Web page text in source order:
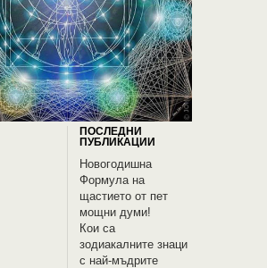
ПОСЛЕДНИ
ПУБЛИКАЦИИ
Новогодишна
Формула на
щастието от пет
мощни думи!
Кои са
зодиакалните знаци
с най-мъдрите